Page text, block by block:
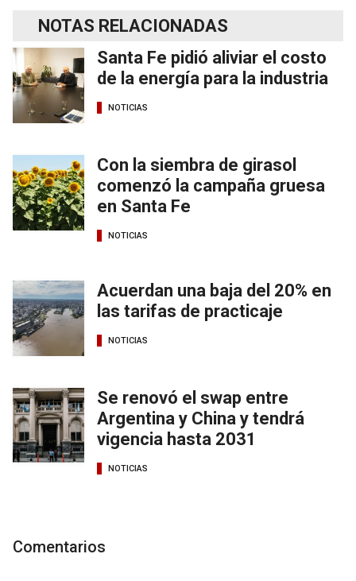
NOTAS RELACIONADAS
Santa Fe pidió aliviar el costo
de la energía para la industria
NOTICIAS
Con la siembra de girasol
comenzó la campaña gruesa
en Santa Fe
NOTICIAS
Acuerdan una baja del 20% en
las tarifas de practicaje
NOTICIAS
Se renovó el swap entre
Argentina y China y tendrá
vigencia hasta 2031
NOTICIAS
Comentarios